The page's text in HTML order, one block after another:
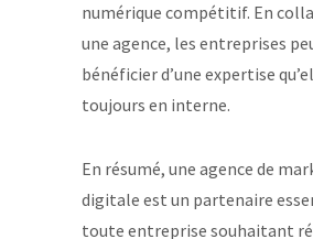
numérique compétitif. En
une agence, les entreprises
bénéficier d’une expertise
toujours en interne.
En résumé, une agence de
digitale est un partenaire
toute entreprise souhaitant